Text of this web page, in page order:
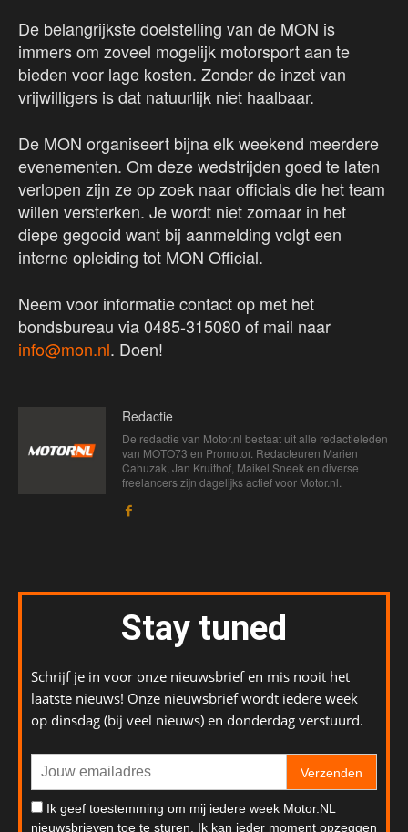
De belangrijkste doelstelling van de MON is
immers om zoveel mogelijk motorsport aan te
bieden voor lage kosten. Zonder de inzet van
vrijwilligers is dat natuurlijk niet haalbaar.
De MON organiseert bijna elk weekend meerdere
evenementen. Om deze wedstrijden goed te laten
verlopen zijn ze op zoek naar officials die het team
willen versterken. Je wordt niet zomaar in het
diepe gegooid want bij aanmelding volgt een
interne opleiding tot MON Official.
Neem voor informatie contact op met het
bondsbureau via 0485-315080 of mail naar
info@mon.nl. Doen!
Redactie
De redactie van Motor.nl bestaat uit alle redactieleden
van MOTO73 en Promotor. Redacteuren Marien
Cahuzak, Jan Kruithof, Maikel Sneek en diverse
freelancers zijn dagelijks actief voor Motor.nl.
Stay tuned
Schrijf je in voor onze nieuwsbrief en mis nooit het
laatste nieuws! Onze nieuwsbrief wordt iedere week
op dinsdag (bij veel nieuws) en donderdag verstuurd.
Verzenden
Ik geef toestemming om mij iedere week Motor.NL
nieuwsbrieven toe te sturen. Ik kan ieder moment opzeggen